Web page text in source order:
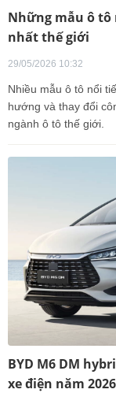
Những mẫu ô tô
nhất thế giới
29/05/2026 10:32
Nhiều mẫu ô tô nổi
hướng và thay đổi
ngành ô tô thế giới.
BYD M6 DM
xe điện năm 2026